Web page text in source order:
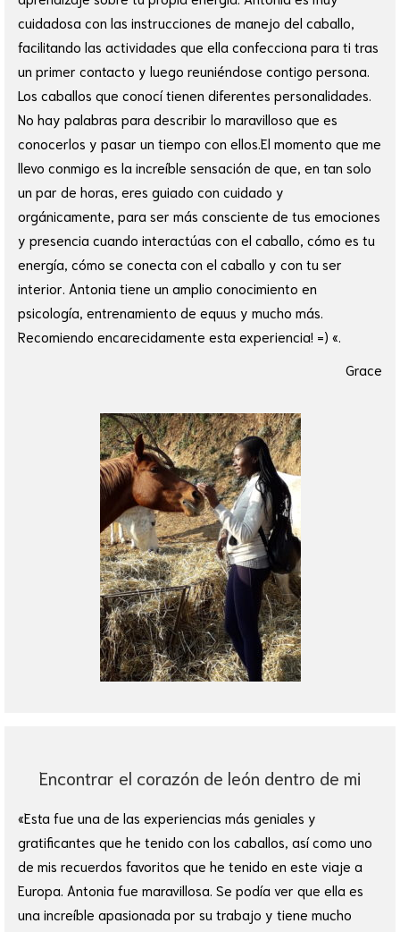
cuidadosa con las instrucciones de manejo del caballo,
facilitando las actividades que ella confecciona para ti tras
un primer contacto y luego reuniéndose contigo persona.
Los caballos que conocí tienen diferentes personalidades.
No hay palabras para describir lo maravilloso que es
conocerlos y pasar un tiempo con ellos.El momento que me
llevo conmigo es la increíble sensación de que, en tan solo
un par de horas, eres guiado con cuidado y
orgánicamente, para ser más consciente de tus emociones
y presencia cuando interactúas con el caballo, cómo es tu
energía, cómo se conecta con el caballo y con tu ser
interior. Antonia tiene un amplio conocimiento en
psicología, entrenamiento de equus y mucho más.
Recomiendo encarecidamente esta experiencia! =) «.
Grace
Encontrar el corazón de león dentro de mi
«Esta fue una de las experiencias más geniales y
gratificantes que he tenido con los caballos, así como uno
de mis recuerdos favoritos que he tenido en este viaje a
Europa. Antonia fue maravillosa. Se podía ver que ella es
una increíble apasionada por su trabajo y tiene mucho